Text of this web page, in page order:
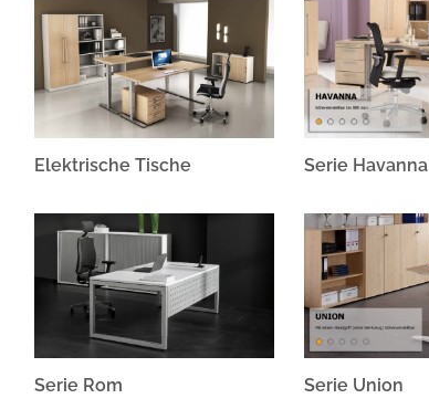
Elektrische Tische Serie Havanna
Serie Rom Serie Union